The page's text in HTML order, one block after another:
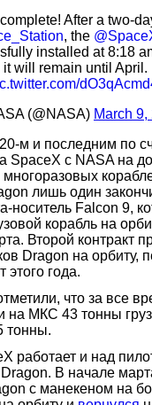
After a two-
, the
installed at 8:18
it will remain until April.
(@NASA) March 9,
м и последним по
SpaceX с NASA на
лишь один
носитель Falcon 9,
корабль на
Второй контракт
Dragon на орбиту,
этого года.
что за все
на МКС 43 тонны
тонны.
работает и над
В начале
с манекеном на